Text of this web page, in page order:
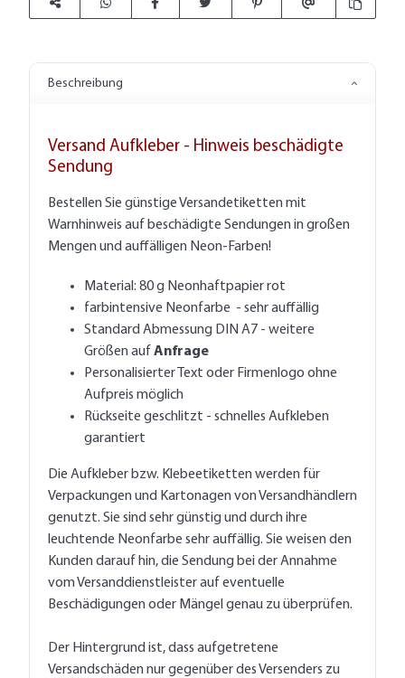
Beschreibung
Versand Aufkleber - Hinweis beschädigte
Sendung
Bestellen Sie günstige Versandetiketten mit
Warnhinweis auf beschädigte Sendungen in großen
Mengen und auffälligen Neon-Farben!
Material: 80 g Neonhaftpapier rot
farbintensive Neonfarbe - sehr auffällig
Standard Abmessung DIN A7 - weitere
Größen auf Anfrage
Personalisierter Text oder Firmenlogo ohne
Aufpreis möglich
Rückseite geschlitzt - schnelles Aufkleben
garantiert
Die Aufkleber bzw. Klebeetiketten werden für
Verpackungen und Kartonagen von Versandhändlern
genutzt. Sie sind sehr günstig und durch ihre
leuchtende Neonfarbe sehr auffällig. Sie weisen den
Kunden darauf hin, die Sendung bei der Annahme
vom Versanddienstleister auf eventuelle
Beschädigungen oder Mängel genau zu überprüfen.
Der Hintergrund ist, dass aufgetretene
Versandschäden nur gegenüber des Versenders zu